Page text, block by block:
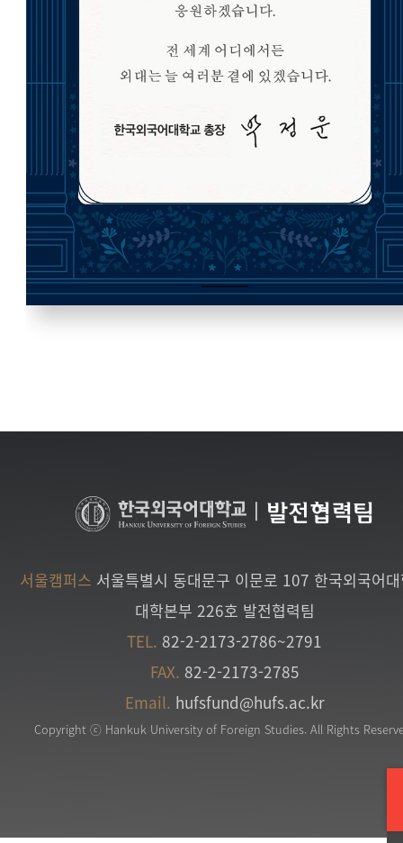
발전협력팀
서울캠퍼스 서울특별시 동대문구 이문로 107 한국외국어
대학본부 226호 발전협력팀
TEL. 82-2-2173-2786~2791
FAX. 82-2-2173-2785
Email. hufsfund@hufs.ac.kr
Copyright ⓒ Hankuk University of Foreign Studies. All Rights